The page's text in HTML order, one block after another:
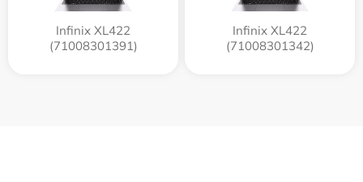
Infinix XL422
(71008301391)
Infinix XL422
(71008301342)